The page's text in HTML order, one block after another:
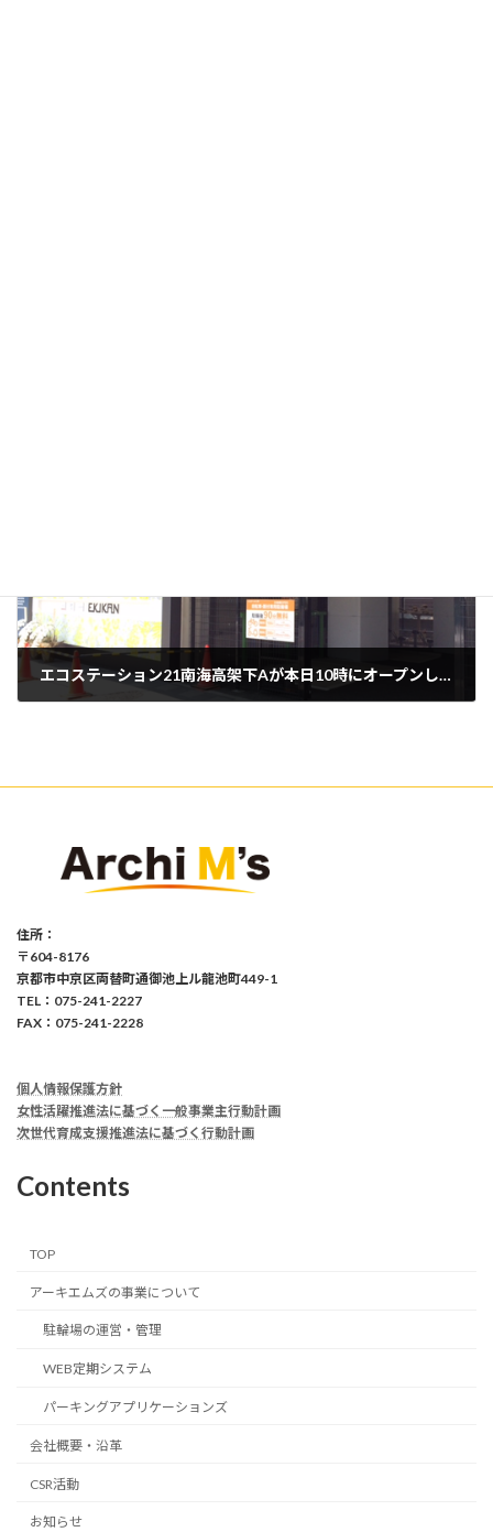
エコステーション21南海高架下Aが本日10時にオープンしました
住所：
〒604-8176
京都市中京区両替町通御池上ル龍池町449-1
TEL：075-241-2227
FAX：075-241-2228
個人情報保護方針
女性活躍推進法に基づく一般事業主行動計画
次世代育成支援推進法に基づく行動計画
Contents
TOP
アーキエムズの事業について
駐輪場の運営・管理
WEB定期システム
パーキングアプリケーションズ
会社概要・沿革
CSR活動
お知らせ